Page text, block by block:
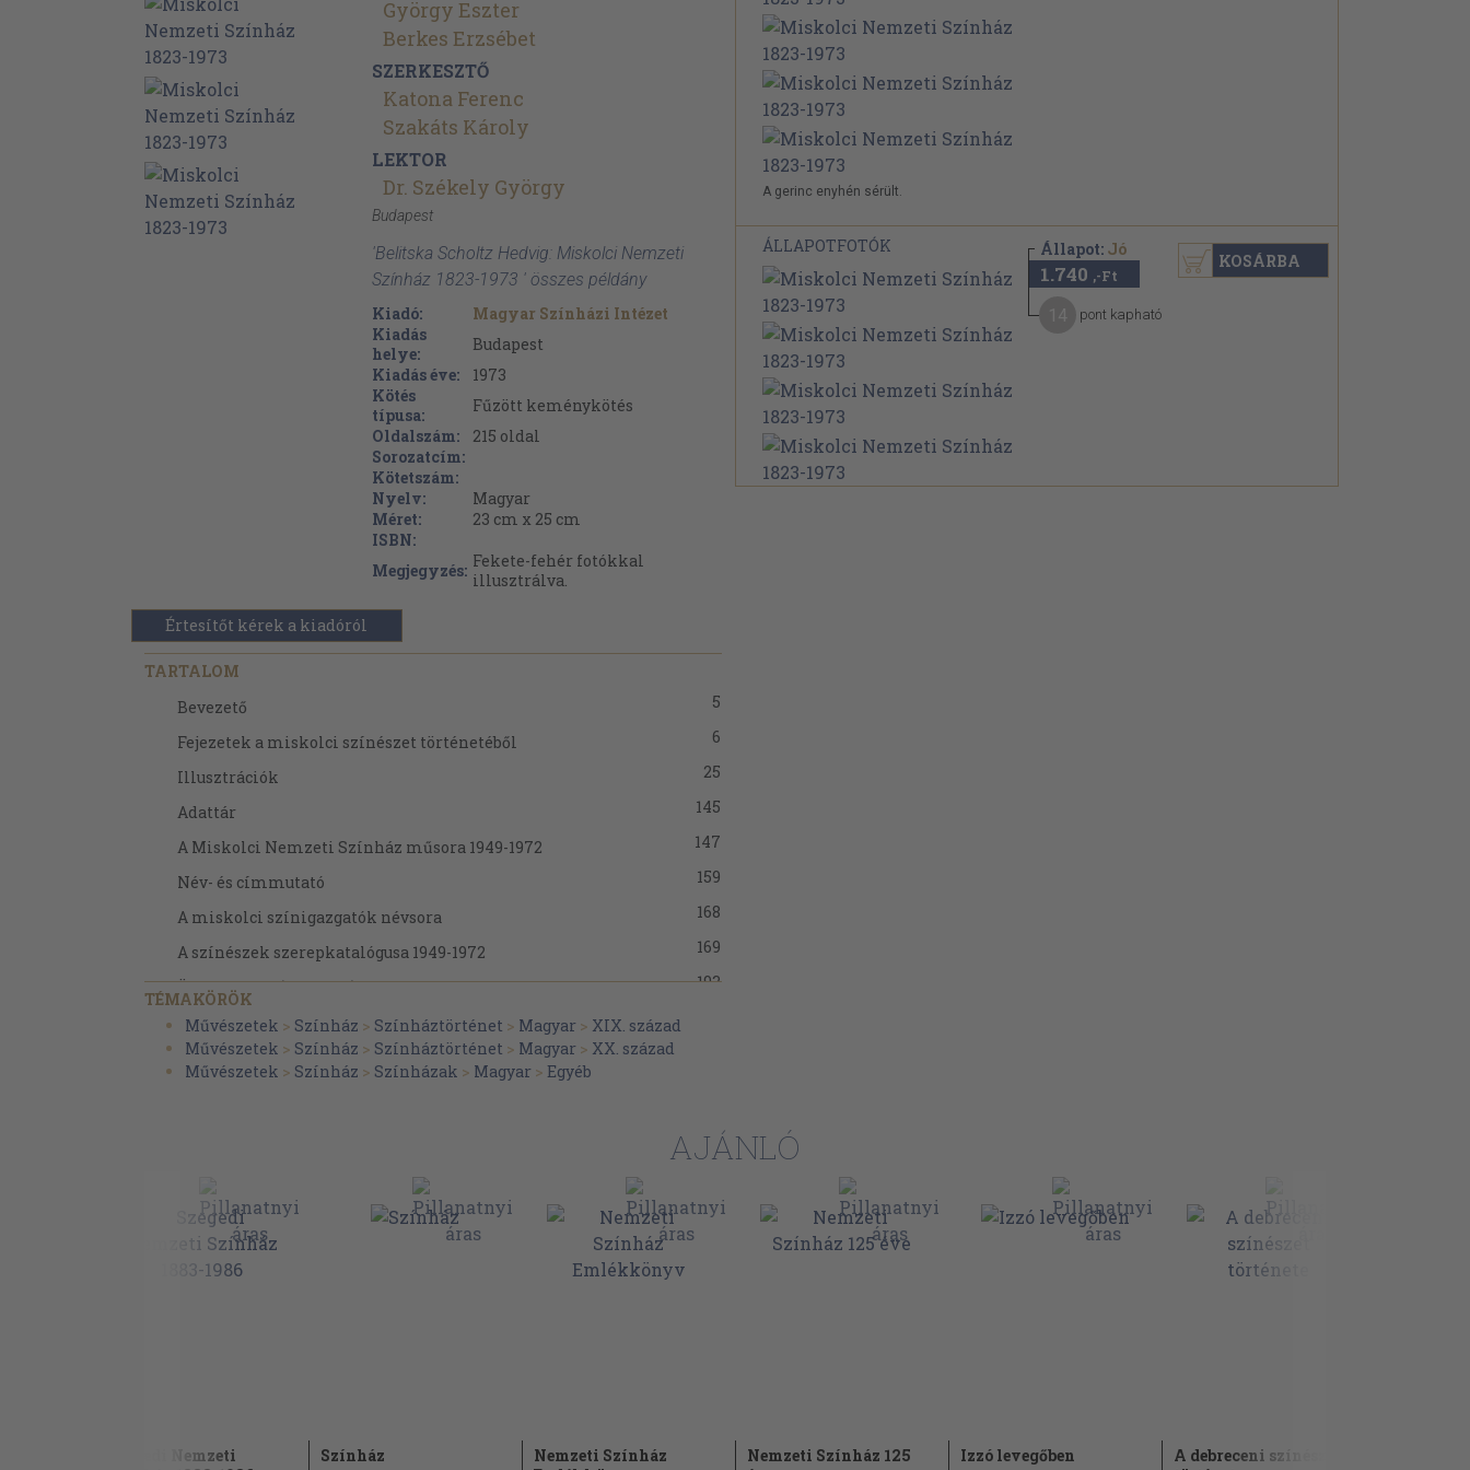
György Eszter
Berkes Erzsébet
SZERKESZTŐ
Katona Ferenc
Szakáts Károly
LEKTOR
Dr. Székely György
Budapest
'Belitska Scholtz Hedvig: Miskolci Nemzeti
Színház 1823-1973 ' összes példány
Kiadó:
Magyar Színházi Intézet
Kiadás
helye:
Budapest
Kiadás éve:
1973
Kötés
típusa:
Fűzött keménykötés
Oldalszám:
215 oldal
Sorozatcím:
Kötetszám:
Nyelv:
Magyar
Méret:
23 cm x 25 cm
ISBN:
Megjegyzés: Fekete-fehér fotókkal
illusztrálva.
Értesítőt kérek a kiadóról
TARTALOM
Bevezető
5
Fejezetek a miskolci színészet történetéből
6
Illusztrációk
25
Adattár
145
A Miskolci Nemzeti Színház műsora 1949-1972
147
Név- és címmutató
159
A miskolci színigazgatók névsora
168
A színészek szerepkatalógusa 1949-1972
169
Összefoglaló (németül)
193
Összefoglaló (franciául)
Összefoglaló (oroszul)
TÉMAKÖRÖK
Művészetek > Színház > Színháztörténet > Magyar > XIX. század
Művészetek > Színház > Színháztörténet > Magyar > XX. század
Művészetek > Színház > Színházak > Magyar > Egyéb
A gerinc enyhén sérült.
ÁLLAPOTFOTÓK Állapot: Jó
1.740 ,-Ft
pont kapható
KOSÁRBA
AJÁNLÓ
Szegedi Nemzeti
Színház
Nemzeti Színház
Nemzeti Színház 125
Izzó levegőben
A debreceni színészet